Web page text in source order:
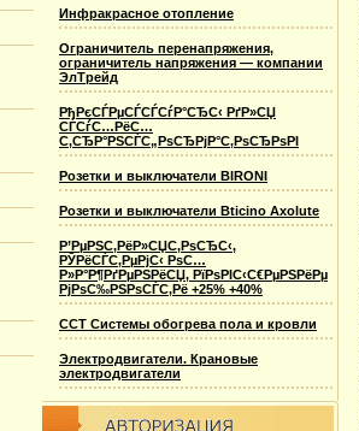
Инфракрасное отопление
Ограничитель перенапряжения,
ограничитель напряжения — компании
ЭлТрейд
РђРєСЃРµСЃСЃСѓР°СЂС‹ РґР»СЏ
СЃСѓС…РёС…
С‚СЂР°РЅСЃС„РѕСЂРјР°С‚РѕСЂРѕРІ
Розетки и выключатели BIRONI
Розетки и выключатели Bticino Axolute
Р’РµРЅС‚РёР»СЏС‚РѕСЂС‹,
РЎРёСЃС‚РµРјС‹ РѕС…
Р»Р°Р¶РґРµРЅРёСЏ, РїРѕРІС‹С€РµРЅРёРµ
РјРѕС‰РЅРѕСЃС‚Рё +25% +40%
ССТ Системы обогрева пола и кровли
Электродвигатели. Крановые
электродвигатели